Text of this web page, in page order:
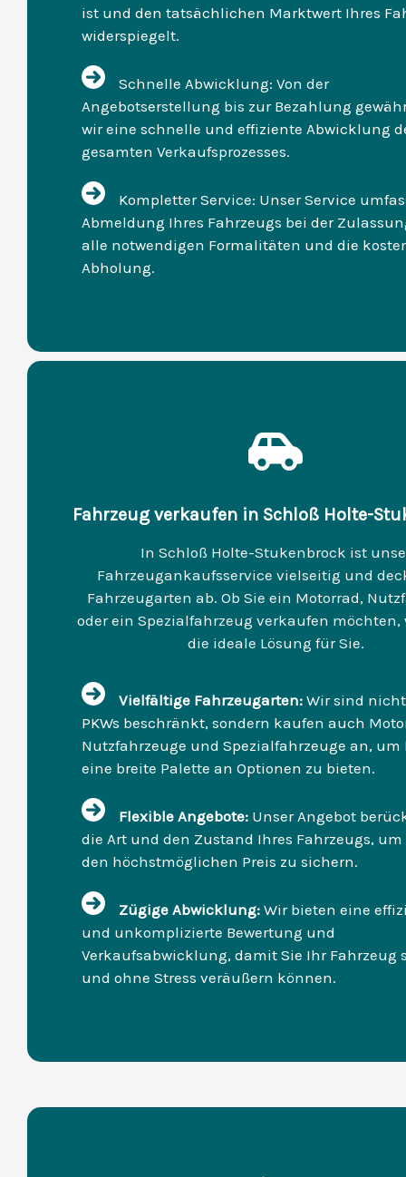
ist und den tatsächlichen Marktwert Ihres
widerspiegelt.
Schnelle Abwicklung: Von der
Angebotserstellung bis zur Bezahlung
wir eine schnelle und effiziente Abwicklung
gesamten Verkaufsprozesses.
Kompletter Service: Unser Service
Abmeldung Ihres Fahrzeugs bei der
alle notwendigen Formalitäten und die
Abholung.
Fahrzeug verkaufen in Schloß Holte-
In Schloß Holte-Stukenbrock ist
Fahrzeugankaufsservice vielseitig und
Fahrzeugarten ab. Ob Sie ein Motorrad,
oder ein Spezialfahrzeug verkaufen möchten,
die ideale Lösung für Sie.
Vielfältige Fahrzeugarten: Wir sind
PKWs beschränkt, sondern kaufen auch
Nutzfahrzeuge und Spezialfahrzeuge an, um
eine breite Palette an Optionen zu bieten.
Flexible Angebote: Unser Angebot
die Art und den Zustand Ihres Fahrzeugs,
den höchstmöglichen Preis zu sichern.
Zügige Abwicklung: Wir bieten eine
und unkomplizierte Bewertung und
Verkaufsabwicklung, damit Sie Ihr Fahrzeug
und ohne Stress veräußern können.